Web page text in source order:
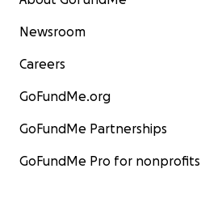
Newsroom
Careers
GoFundMe.org
GoFundMe Partnerships
GoFundMe Pro for nonprofits